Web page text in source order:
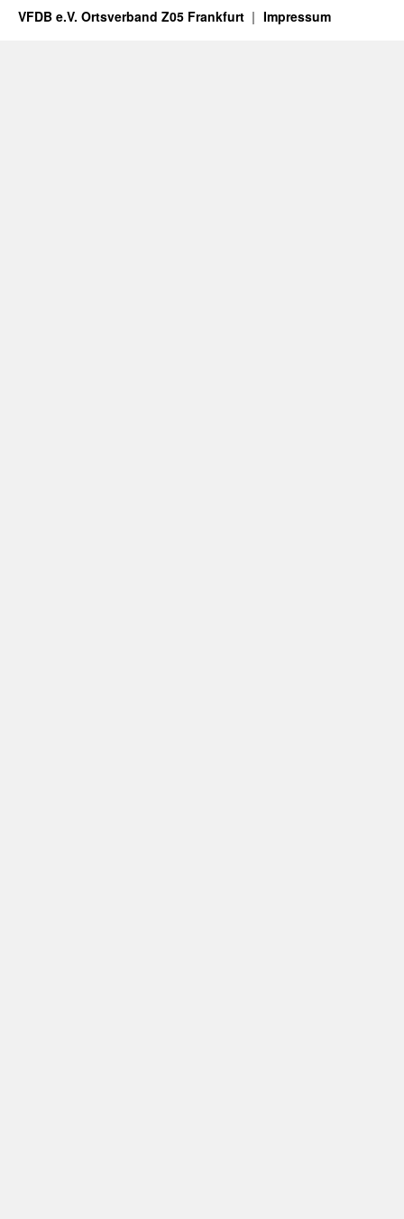
VFDB e.V. Ortsverband Z05 Frankfurt Impressum